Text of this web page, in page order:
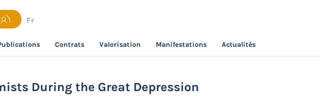
Fr
Contrats Valorisation Manifestations Actualités
During the Great Depression